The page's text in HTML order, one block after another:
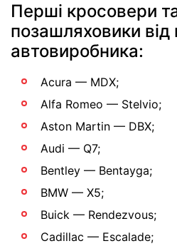
Перші кросовери
позашляховики від
автовиробника:
Acura — MDX;
Alfa Romeo — Stelvio;
Aston Martin — DBX;
Audi — Q7;
Bentley — Bentayga;
BMW — X5;
Buick — Rendezvous;
Cadillac — Escalade;